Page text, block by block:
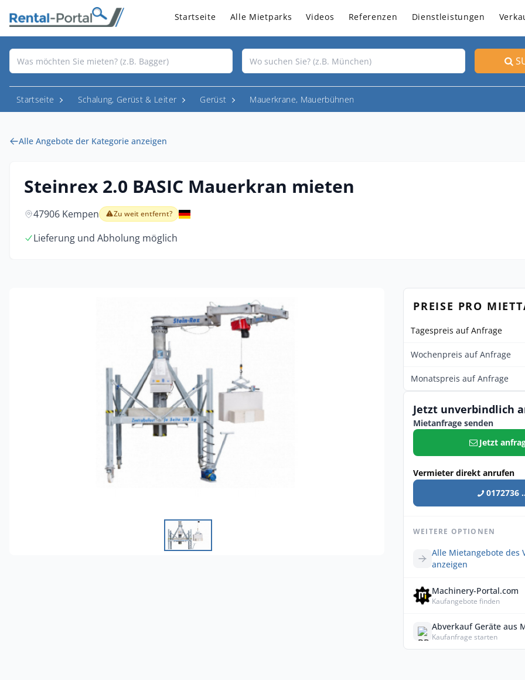
Startseite Alle Mietparks Videos Referenzen Dienstleistungen
Startseite Schalung, Gerüst & Leiter Gerüst Mauerkrane, Mauerbühnen
Alle Angebote der Kategorie anzeigen
Steinrex 2.0 BASIC Mauerkran mieten
47906 Kempen Zu weit entfernt?
Lieferung und Abholung möglich
PREISE PRO
Tagespreis auf Anfrage
Wochenpreis auf Anfrage
Monatspreis auf Anfrage
Jetzt unverbindlich
Mietanfrage senden
Jetzt
Vermieter direkt anrufen
0172736
WEITERE OPTIONEN
Alle Mietangebote des
anzeigen
Machinery-Portal.com
Kaufangebote finden
Abverkauf Geräte aus
Kaufanfrage starten